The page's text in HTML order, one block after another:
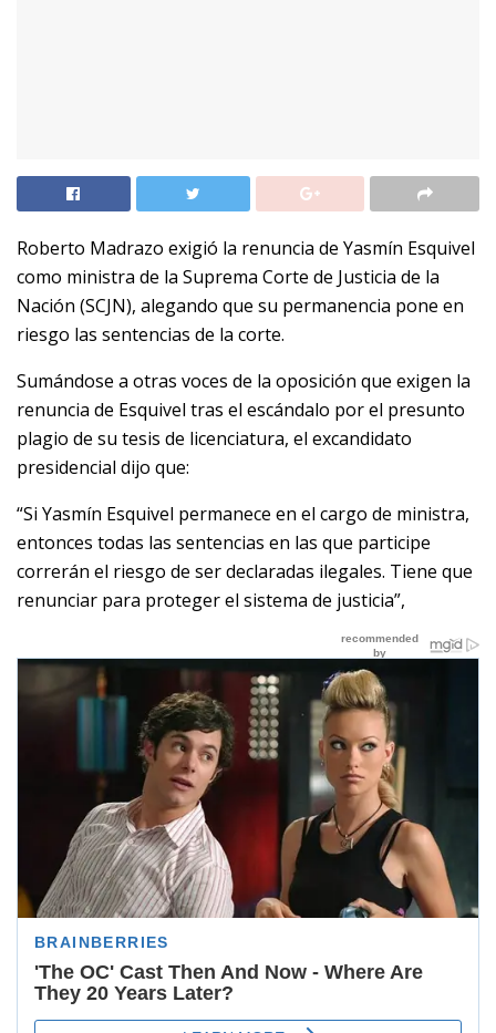
Roberto Madrazo exigió la renuncia de Yasmín Esquivel
como ministra de la Suprema Corte de Justicia de la
Nación (SCJN), alegando que su permanencia pone en
riesgo las sentencias de la corte.
Sumándose a otras voces de la oposición que exigen la
renuncia de Esquivel tras el escándalo por el presunto
plagio de su tesis de licenciatura, el excandidato
presidencial dijo que:
“Si Yasmín Esquivel permanece en el cargo de ministra,
entonces todas las sentencias en las que participe
correrán el riesgo de ser declaradas ilegales. Tiene que
renunciar para proteger el sistema de justicia”,